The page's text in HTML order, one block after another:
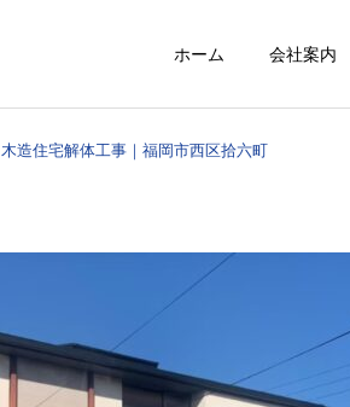
ホーム 会社案内
木造住宅解体工事｜福岡市西区拾六町